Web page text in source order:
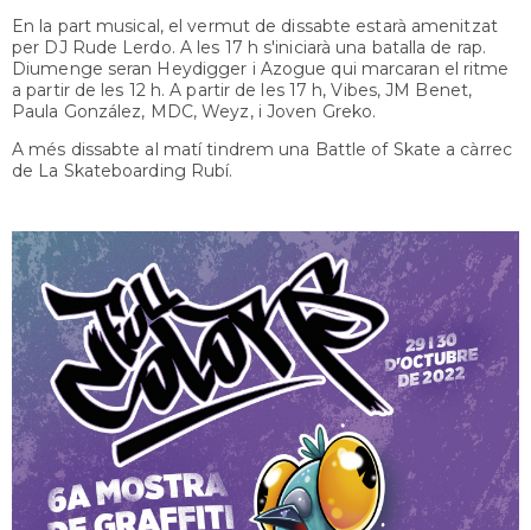
En la part musical, el vermut de dissabte estarà amenitzat
per DJ Rude Lerdo. A les 17 h s'iniciarà una batalla de rap.
Diumenge seran Heydigger i Azogue qui marcaran el ritme
a partir de les 12 h. A partir de les 17 h, Vibes, JM Benet,
Paula González, MDC, Weyz, i Joven Greko.
A més dissabte al matí tindrem una Battle of Skate a càrrec
de La Skateboarding Rubí.